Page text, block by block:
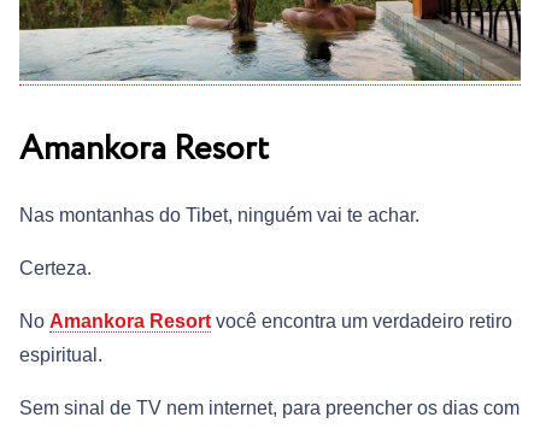
Amankora Resort
Nas montanhas do Tibet, ninguém vai te achar.
Certeza.
No Amankora Resort você encontra um verdadeiro retiro
espiritual.
Sem sinal de TV nem internet, para preencher os dias com